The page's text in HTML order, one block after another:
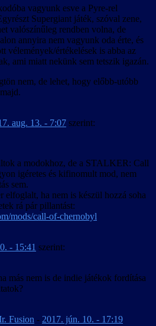
vagyunk esve a Pyre-rel
Supergiant játék, szóval zene,
valószínűleg rendben volna, de
annyira nem vagyunk oda érte, és
vélemények/értékelések is abba az
ami miatt nekünk sem tetszik igazán.
nem, de lehet, hogy előbb-utóbb
aug. 13. - 7:07 szerint:
a modokhoz, de a STALKER: Call
igéretes és kifinomult mod, nem
sem.
elfoglalt, ha nem is készül hozzá soha
rá pár pillantást:
mods/call-of-chernobyl
- 15:41 szerint:
más nem is de indie játékok fordítása
Fusion - 2017. jún. 10. - 17:19